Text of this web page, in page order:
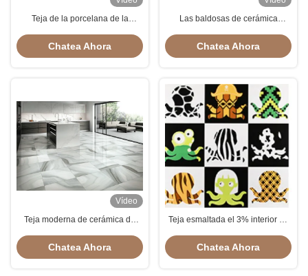
Teja de la porcelana de la
piedra fácil instalar
Chatea Ahora
Las baldosas de cerámica
mármol modificaron para
requisitos
Chatea Ahora
Vídeo
Teja moderna de cerámica de
porcelana que parece piedra
Chatea Ahora
Teja esmaltada el 3% interior de
600*600 del salón
Chatea Ahora